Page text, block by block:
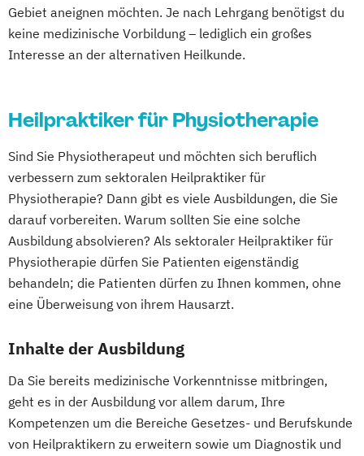
Gebiet aneignen möchten. Je nach Lehrgang benötigst du
keine medizinische Vorbildung – lediglich ein großes
Interesse an der alternativen Heilkunde.
Heilpraktiker für Physiotherapie
Sind Sie Physiotherapeut und möchten sich beruflich
verbessern zum sektoralen Heilpraktiker für
Physiotherapie? Dann gibt es viele Ausbildungen, die Sie
darauf vorbereiten. Warum sollten Sie eine solche
Ausbildung absolvieren? Als sektoraler Heilpraktiker für
Physiotherapie dürfen Sie Patienten eigenständig
behandeln; die Patienten dürfen zu Ihnen kommen, ohne
eine Überweisung von ihrem Hausarzt.
Inhalte der Ausbildung
Da Sie bereits medizinische Vorkenntnisse mitbringen,
geht es in der Ausbildung vor allem darum, Ihre
Kompetenzen um die Bereiche Gesetzes- und Berufskunde
von Heilpraktikern zu erweitern sowie um Diagnostik und